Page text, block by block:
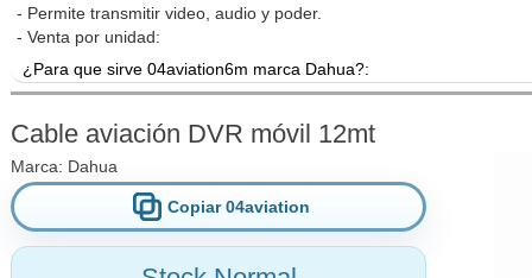
- Permite transmitir video, audio y poder.
- Venta por unidad:
¿Para que sirve 04aviation6m marca Dahua?:
consectetur lectus. Mauris condimentum, mauris vel maximus
efficitur odio aliquam eget. Cras congue eget lorem a fermentum.
vehicula massa. Class aptent taciti sociosqu ad litora torquent
Pellentesque vitae tortor et felis sagittis sollicitudin. Praesent
porta odio porta felis luctus pharetra. Sed ullamcorper vulputate
Cable aviación DVR móvil 12mt
Marca: Dahua
Copiar 04aviation